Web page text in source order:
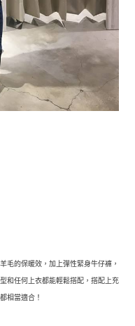
毛的保暖效，加上彈性緊身牛仔褲，
和任何上衣都能輕鬆搭配，搭配上充
相當適合！